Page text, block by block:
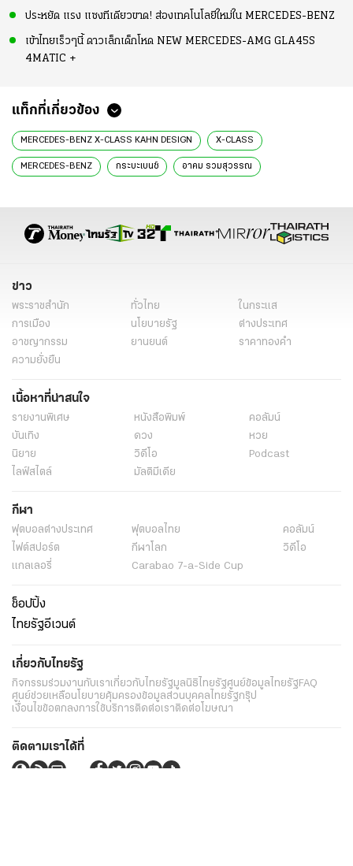
ประหยัด แรง แซงทีเดียวขาด! ส่องเทคโนโลยีใหม่ใน MERCEDES-BENZ
เข้าไทยเร็วๆนี้ ดาวเล็กเด็กโหด NEW MERCEDES-AMG GLA45S
4MATIC +
แท็กที่เกี่ยวข้อง
MERCEDES-BENZ X-CLASS KAHN DESIGN X-CLASS
MERCEDES-BENZ กระบะเบนซ์ อาคม รวมสุวรรณ
ข่าว
พระราชสำนัก ทั่วไทย
ในกระแส
การเมือง
นโยบายรัฐ
ต่างประเทศ
อาชญากรรม
ยานยนต์
ราคาทองคำ
ความยั่งยืน
เนื้อหาที่น่าสนใจ
รายงานพิเศษ หนังสือพิมพ์
คอลัมน์
บันเทิง
ดวง
หวย
นิยาย
วิดีโอ
Podcast
ไลฟ์สไตล์
มัลติมีเดีย
กีฬา
ฟุตบอลต่่างประเทศ ฟุตบอลไทย
คอลัมน์
ไฟต์สปอร์ต
กีฬาโลก
วิดีโอ
แกลเลอรี่
Carabao 7-a-Side Cup
ช็อปปิ้ง
ไทยรัฐอีเวนต์
เกี่ยวกับไทยรัฐ
กิจกรรมร่วมงานกับเราเกี่ยวกับไทยรัฐมูลนิธิไทยรัฐศูนย์ข้อมูลไทยรัฐFAQ
ศูนย์ช่วยเหลือนโยบายคุ้มครองข้อมูลส่วนบุคคลไทยรัฐกรุ๊ป
เงื่อนไขข้อตกลงการใช้บริการติดต่อเราติดต่อโฆษณา
ติดตามเราได้ที่